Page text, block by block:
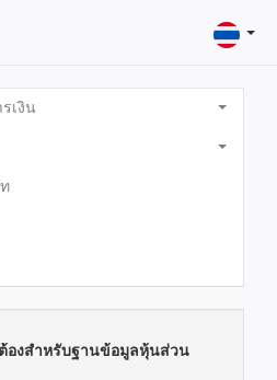
เงิน
องสำหรับฐานข้อมูลหุ้นส่วน